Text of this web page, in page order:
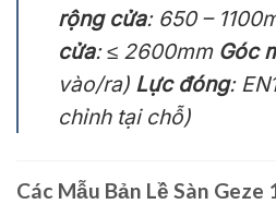
rộng cửa: 650 –
cửa: ≤ 2600mm Góc
vào/ra) Lực đóng:
chỉnh tại chỗ)
Các Mẫu Bản Lề Sàn Geze